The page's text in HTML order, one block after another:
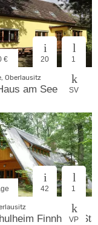
€ 20 1
SV
Oberlausitz
am See
42 1
VP
Finnhütte